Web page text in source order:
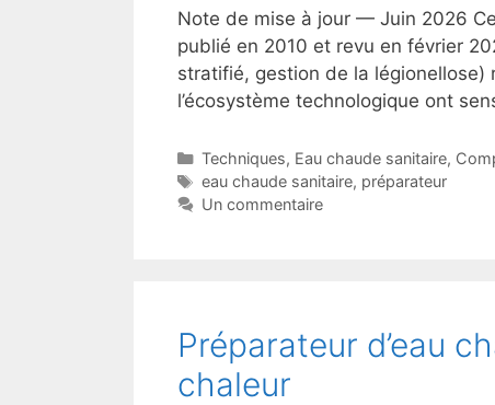
Note de mise à jour — Juin 2026
publié en 2010 et revu en février
stratifié, gestion de la légionellose)
l’écosystème technologique ont
Catégories
Techniques, Eau chaude sanitaire,
Étiquettes
eau chaude sanitaire, préparateur
Un commentaire
Préparateur d’eau
chaleur